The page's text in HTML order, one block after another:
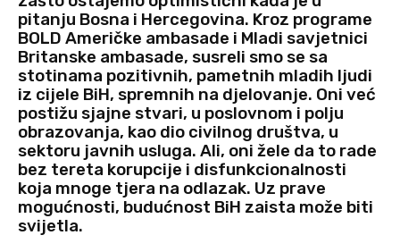
pitanju Bosna i Hercegovina. Kroz programe
BOLD Američke ambasade i Mladi savjetnici
Britanske ambasade, susreli smo se sa
stotinama pozitivnih, pametnih mladih ljudi
iz cijele BiH, spremnih na djelovanje. Oni već
postižu sjajne stvari, u poslovnom i polju
obrazovanja, kao dio civilnog društva, u
sektoru javnih usluga. Ali, oni žele da to rade
bez tereta korupcije i disfunkcionalnosti
koja mnoge tjera na odlazak. Uz prave
mogućnosti, budućnost BiH zaista može biti
svijetla.